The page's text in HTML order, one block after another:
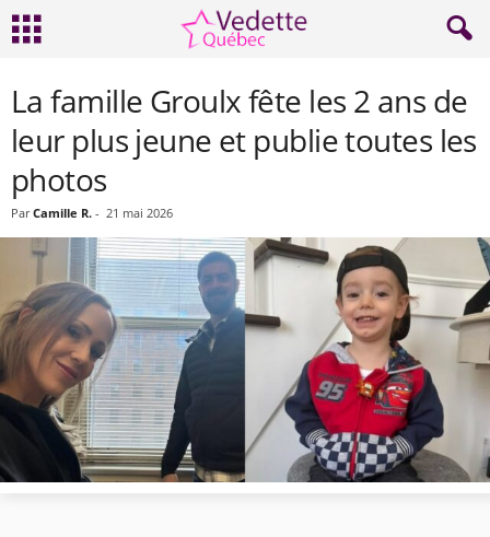
La famille Groulx fête les 2 ans de
leur plus jeune et publie toutes les
photos
Par Camille R. - 21 mai 2026